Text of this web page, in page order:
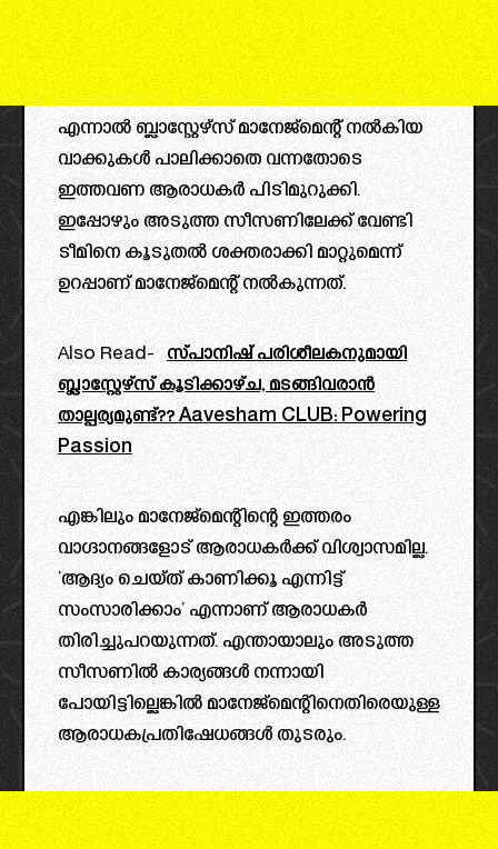
എന്നാൽ ബ്ലാസ്റ്റേഴ്സ് മാനേജ്മെന്റ് നൽകിയ
വാക്കുകൾ പാലിക്കാതെ വന്നതോടെ
ഇത്തവണ ആരാധകർ പിടിമുറുക്കി.
ഇപ്പോഴും അടുത്ത സീസണിലേക്ക് വേണ്ടി
ടീമിനെ കൂടുതൽ ശക്തരാക്കി മാറ്റുമെന്ന്
ഉറപ്പാണ് മാനേജ്മെന്റ് നൽകുന്നത്.
Also Read- സ്പാനിഷ് പരിശീലകനുമായി
ബ്ലാസ്റ്റേഴ്‌സ് കൂടിക്കാഴ്ച, മടങ്ങിവരാൻ
താല്പര്യമുണ്ട്?? Aavesham CLUB: Powering
Passion
എങ്കിലും മാനേജ്മെന്റിന്റെ ഇത്തരം
വാഗ്ദാനങ്ങളോട് ആരാധകർക്ക് വിശ്വാസമില്ല.
‘ആദ്യം ചെയ്ത് കാണിക്കൂ എന്നിട്ട്
സംസാരിക്കാം’ എന്നാണ് ആരാധകർ
തിരിച്ചുപറയുന്നത്. എന്തായാലും അടുത്ത
സീസണിൽ കാര്യങ്ങൾ നന്നായി
പോയിട്ടില്ലെങ്കിൽ മാനേജ്മെന്റിനെതിരെയുള്ള
ആരാധകപ്രതിഷേധങ്ങൾ തുടരും.